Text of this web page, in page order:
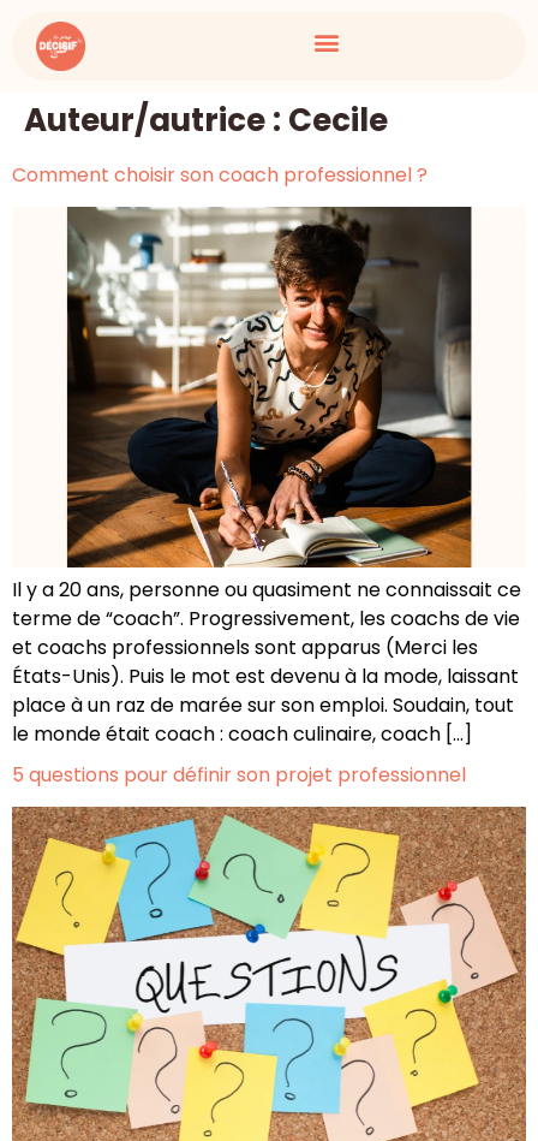
Auteur/autrice : Cecile
Comment choisir son coach professionnel ?
Il y a 20 ans, personne ou quasiment ne connaissait ce
terme de “coach”. Progressivement, les coachs de vie
et coachs professionnels sont apparus (Merci les
États-Unis). Puis le mot est devenu à la mode, laissant
place à un raz de marée sur son emploi. Soudain, tout
le monde était coach : coach culinaire, coach […]
5 questions pour définir son projet professionnel